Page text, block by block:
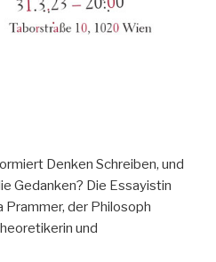
Denken Schreiben, und
Gedanken? Die Essayistin
der Philosoph
und